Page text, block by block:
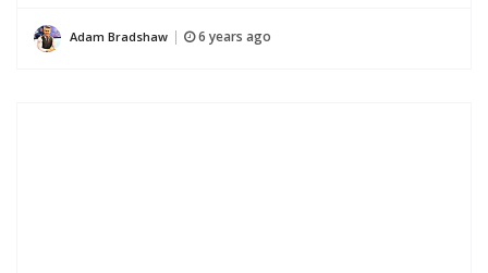
Adam Bradshaw 6 years ago